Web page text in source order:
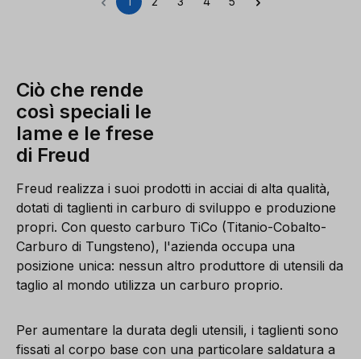
PaginaPaginaPaginaPaginaPagina
Ciò che rende
così speciali le
lame e le frese
di Freud
Freud realizza i suoi prodotti in acciai di alta qualità,
dotati di taglienti in carburo di sviluppo e produzione
propri. Con questo carburo TiCo (Titanio-Cobalto-
Carburo di Tungsteno), l'azienda occupa una
posizione unica: nessun altro produttore di utensili da
taglio al mondo utilizza un carburo proprio.
Per aumentare la durata degli utensili, i taglienti sono
fissati al corpo base con una particolare saldatura a